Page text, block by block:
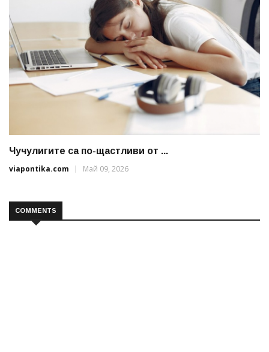
Чучулигите са по-щастливи от ...
viapontika.com
Май 09, 2026
COMMENTS